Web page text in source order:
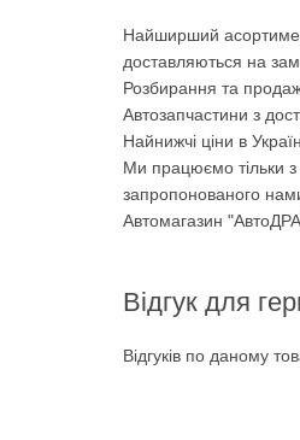
Найширший
доставляються на
Розбирання та
Автозапчастини з
Найнижчі ціни в
Ми працюємо тільки з
запропонованого
Автомагазин
Відгук для
Відгуків по даному